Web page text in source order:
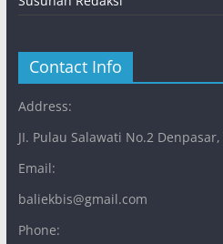
Contact Info
Address:
JI. Pulau Salawati No.2
Email:
baliekbis@gmail.com
Phone: